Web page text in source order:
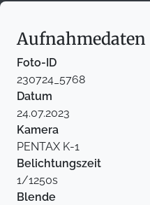
Aufnahmedaten
Foto-ID
230724_5768
Datum
24.07.2023
Kamera
PENTAX K-1
Belichtungszeit
1/1250s
Blende